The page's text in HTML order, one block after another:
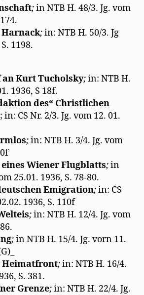
;in NTB H. 48/3. Jg. vom
;in: NTB H. 50/3. Jg
1198.
Kurt Tucholsky;in: NTB H.
1936, S 18f.
des“ Christlichen
; in: CS Nr. 2/3. Jg. vom 12. 01.
;in: NTB H. 3/4. Jg. vom
Wiener Flugblatts;in
25.01. 1936, S. 78-80.
Emigration;in: CS
1936, S. 110f
;in: NTB H. 12/4. Jg. vom
;in NTB H. 15/4. Jg. vorn 11.
Heimatfront;in: NTB H. 16/4.
S. 381.
Grenze;in: NTB H. 22/4. Jg.